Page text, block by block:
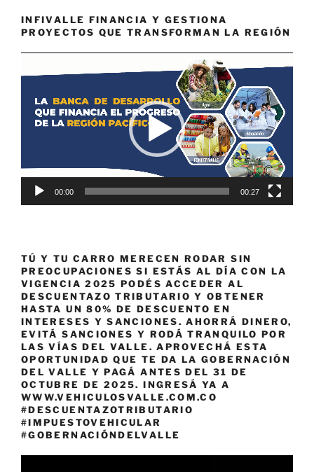
INFIVALLE FINANCIA Y GESTIONA
PROYECTOS QUE TRANSFORMAN LA REGIÓN
de
00:00 00:27
TÚ Y TU CARRO MERECEN RODAR SIN
PREOCUPACIONES SI ESTÁS AL DÍA CON LA
VIGENCIA 2025 PODÉS ACCEDER AL
DESCUENTAZO TRIBUTARIO Y OBTENER
HASTA UN 80% DE DESCUENTO EN
INTERESES Y SANCIONES. AHORRÁ DINERO,
EVITÁ SANCIONES Y RODÁ TRANQUILO POR
LAS VÍAS DEL VALLE. APROVECHÁ ESTA
OPORTUNIDAD QUE TE DA LA GOBERNACIÓN
DEL VALLE Y PAGÁ ANTES DEL 31 DE
OCTUBRE DE 2025. INGRESÁ YA A
WWW.VEHICULOSVALLE.COM.CO
#DESCUENTAZOTRIBUTARIO
#IMPUESTOVEHICULAR
#GOBERNACIÓNDELVALLE